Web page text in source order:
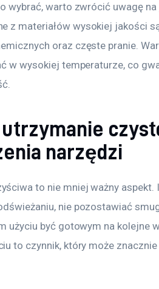
wybrać, warto zwrócić uwagę
z materiałów wysokiej jakości
oraz częste pranie.
w wysokiej temperaturze, co
narzędzi
to nie mniej ważny aspekt.
nie pozostawiać
użyciu być gotowym na kolejne
to czynnik, który może